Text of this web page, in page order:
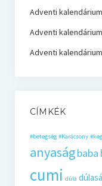
Adventi
Adventi
Adventi
CÍMKÉK
#betegség #Karácsony
anyaságbaba
cumi dúla